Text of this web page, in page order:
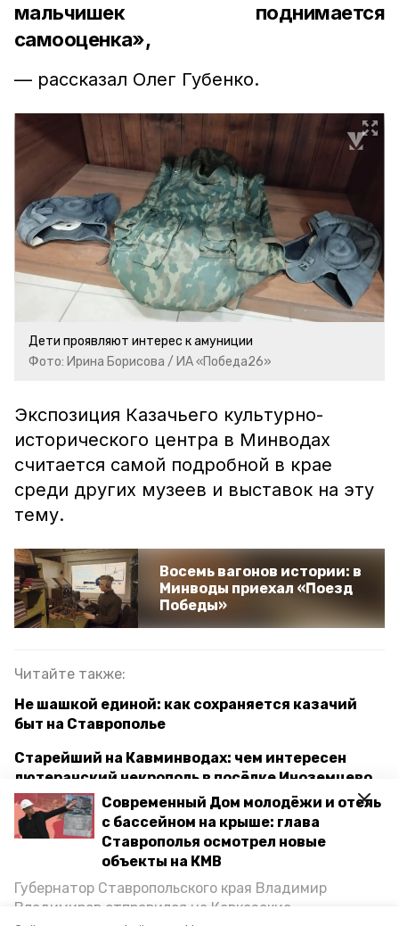
Современный Дом молодёжи и отель
с бассейном на крыше: глава
Ставрополья осмотрел новые
объекты на КМВ
Губернатор Ставропольского края Владимир
Владимиров отправился на Кавказские
мальчишек поднимается
самооценка»,
— рассказал Олег Губенко.
Дети проявляют интерес к амуниции
Фото: Ирина Борисова / ИА «Победа26»
Экспозиция Казачьего культурно-
исторического центра в Минводах
считается самой подробной в крае
среди других музеев и выставок на эту
тему.
Восемь вагонов истории: в
Минводы приехал «Поезд
Победы»
Читайте также:
Не шашкой единой: как сохраняется казачий
быт на Ставрополье
Старейший на Кавминводах: чем интересен
лютеранский некрополь в посёлке Иноземцево
«Зафиксировать время в материальном»:
входную группу ко Дворцу эмира Бухарского в
Железноводске отреставрируют волонтёры